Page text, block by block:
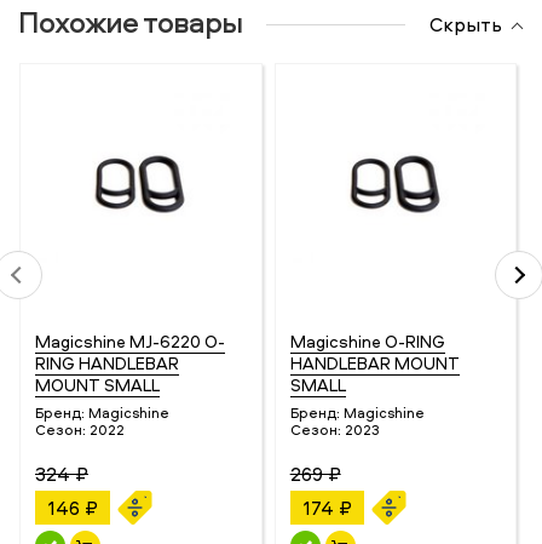
Похожие товары Скрыть
Magicshine MJ-6220 O-
RING HANDLEBAR
MOUNT SMALL
Бренд: Magicshine
Сезон: 2022
324 ₽
146 ₽
Magicshine O-RING
HANDLEBAR MOUNT
SMALL
Бренд: Magicshine
Сезон: 2023
269 ₽
174 ₽